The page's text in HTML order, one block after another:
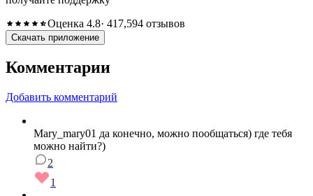
Оценка 4.8· 417,594 отзывов
Скачать приложение
Комментарии
Добавить комментарий
Mary_mary01 да конечно, можно пообщаться) где тебя
можно найти?)
2
1